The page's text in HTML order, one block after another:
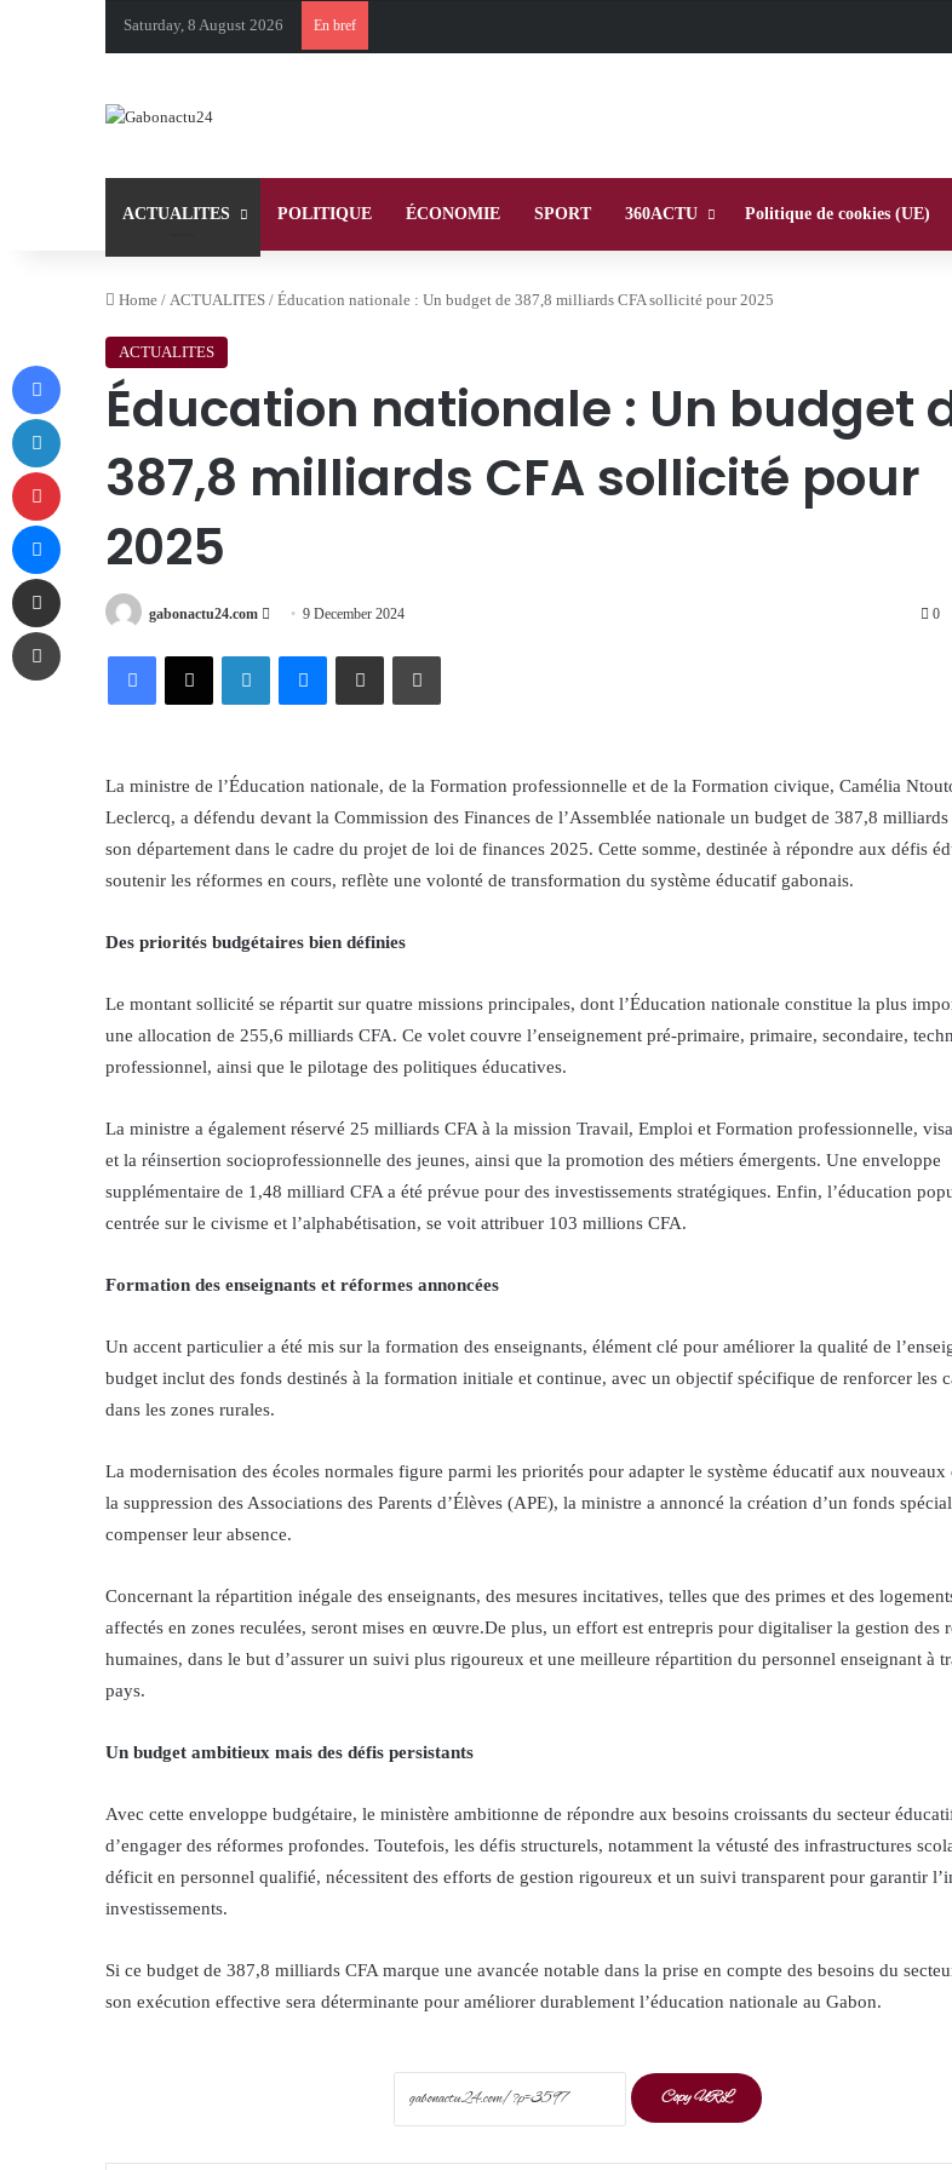
Saturday, 8 August 2026 En bref
ACTUALITES POLITIQUE ÉCONOMIE SPORT 360ACTU Politique de cookies (UE)
Home / ACTUALITES / Éducation nationale : Un budget de 387,8 milliards CFA sollicité pour 2025
ACTUALITES
Éducation nationale : Un budget
387,8 milliards CFA sollicité pour
2025
gabonactu24.com
Send 9 December 2024 0
FacebookX LinkedInMessengerShare via Email Print
La ministre de l’Éducation nationale, de la Formation professionnelle et de la Formation civique, Camélia
Leclercq, a défendu devant la Commission des Finances de l’Assemblée nationale un budget de 387,8
son département dans le cadre du projet de loi de finances 2025. Cette somme, destinée à répondre aux défis
soutenir les réformes en cours, reflète une volonté de transformation du système éducatif gabonais.
Des priorités budgétaires bien définies
Le montant sollicité se répartit sur quatre missions principales, dont l’Éducation nationale constitue la plus
une allocation de 255,6 milliards CFA. Ce volet couvre l’enseignement pré-primaire, primaire, secondaire,
professionnel, ainsi que le pilotage des politiques éducatives.
La ministre a également réservé 25 milliards CFA à la mission Travail, Emploi et Formation professionnelle,
et la réinsertion socioprofessionnelle des jeunes, ainsi que la promotion des métiers émergents. Une enveloppe
supplémentaire de 1,48 milliard CFA a été prévue pour des investissements stratégiques. Enfin, l’éducation
centrée sur le civisme et l’alphabétisation, se voit attribuer 103 millions CFA.
Formation des enseignants et réformes annoncées
Un accent particulier a été mis sur la formation des enseignants, élément clé pour améliorer la qualité de
budget inclut des fonds destinés à la formation initiale et continue, avec un objectif spécifique de renforcer les
dans les zones rurales.
La modernisation des écoles normales figure parmi les priorités pour adapter le système éducatif aux nouveaux
la suppression des Associations des Parents d’Élèves (APE), la ministre a annoncé la création d’un fonds
compenser leur absence.
Concernant la répartition inégale des enseignants, des mesures incitatives, telles que des primes et des
affectés en zones reculées, seront mises en œuvre.De plus, un effort est entrepris pour digitaliser la gestion des
humaines, dans le but d’assurer un suivi plus rigoureux et une meilleure répartition du personnel enseignant à
pays.
Un budget ambitieux mais des défis persistants
Avec cette enveloppe budgétaire, le ministère ambitionne de répondre aux besoins croissants du secteur
d’engager des réformes profondes. Toutefois, les défis structurels, notamment la vétusté des infrastructures
déficit en personnel qualifié, nécessitent des efforts de gestion rigoureux et un suivi transparent pour garantir
investissements.
Si ce budget de 387,8 milliards CFA marque une avancée notable dans la prise en compte des besoins du
son exécution effective sera déterminante pour améliorer durablement l’éducation nationale au Gabon.
Copy URL
Facebook
LinkedIn
Pinterest
Messenger